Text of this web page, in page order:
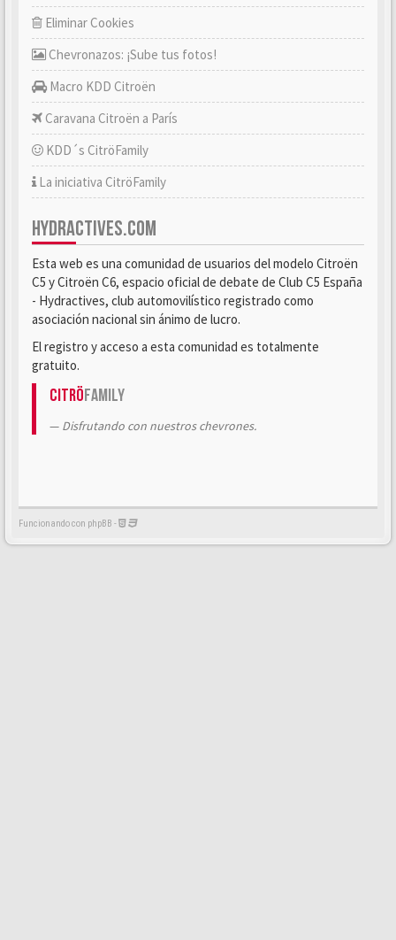
Eliminar Cookies
Chevronazos: ¡Sube tus fotos!
Macro KDD Citroën
Caravana Citroën a París
KDD´s CitröFamily
La iniciativa CitröFamily
HYDRACTIVES.COM
Esta web es una comunidad de usuarios del modelo Citroën
C5 y Citroën C6, espacio oficial de debate de Club C5 España
- Hydractives, club automovilístico registrado como
asociación nacional sin ánimo de lucro.
El registro y acceso a esta comunidad es totalmente
gratuito.
CitröFamily
Disfrutando con nuestros chevrones.
Funcionando con phpBB -